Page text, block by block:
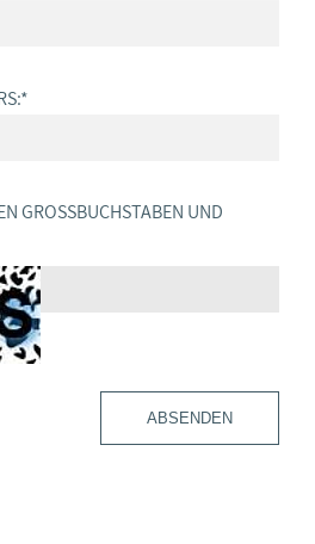
*
GROSSBUCHSTABEN UND Z
ABSENDEN